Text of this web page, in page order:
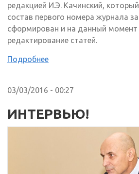
редакцией И.Э. Качинский,
состав первого номера журнала
сформирован и на данный момент
редактирование статей.
Подробнее
03/03/2016 - 00:27
ИНТЕРВЬЮ!